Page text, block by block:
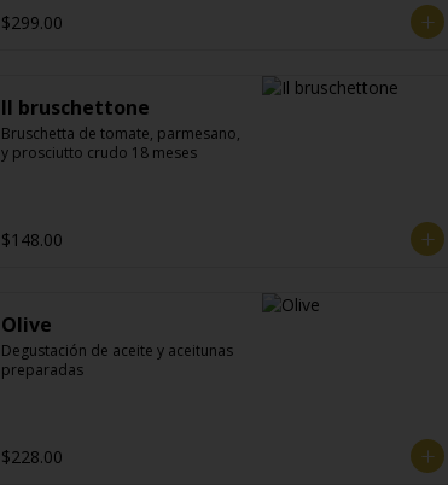
$299.00
Il bruschettone
Bruschetta de tomate, parmesano,
y prosciutto crudo 18 meses
$148.00
Olive
Degustación de aceite y aceitunas
preparadas
$228.00